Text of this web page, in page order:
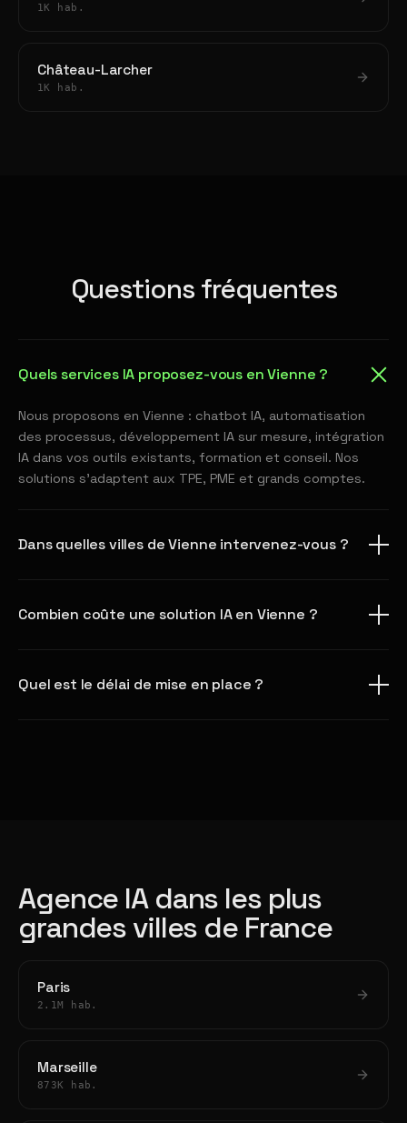
1K hab.
Château-Larcher
1K hab.
Questions fréquentes
Quels services IA proposez-vous en Vienne ?
Nous proposons en Vienne : chatbot IA, automatisation
des processus, développement IA sur mesure, intégration
IA dans vos outils existants, formation et conseil. Nos
solutions s'adaptent aux TPE, PME et grands comptes.
Dans quelles villes de Vienne intervenez-vous ?
Combien coûte une solution IA en Vienne ?
Quel est le délai de mise en place ?
Agence IA dans les plus
grandes villes de France
Paris
2.1M hab.
Marseille
873K hab.